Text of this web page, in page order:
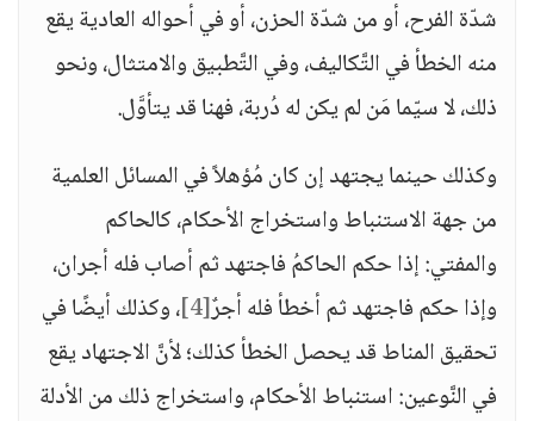
شدّة الفرح، أو من شدّة الحزن، أو في أحواله العادية يقع
منه الخطأ في التَّكاليف، وفي التَّطبيق والامتثال، ونحو
ذلك، لا سيّما مَن لم يكن له دُربة، فهنا قد يتأوَّل.
وكذلك حينما يجتهد إن كان مُؤهلاً في المسائل العلمية
من جهة الاستنباط واستخراج الأحكام، كالحاكم
والمفتي: إذا حكم الحاكمُ فاجتهد ثم أصاب فله أجران،
وإذا حكم فاجتهد ثم أخطأ فله أجرٌ[4] ، وكذلك أيضًا في
تحقيق المناط قد يحصل الخطأ كذلك؛ لأنَّ الاجتهاد يقع
في النَّوعين: استنباط الأحكام، واستخراج ذلك من الأدلة